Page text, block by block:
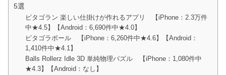
5選
ピタゴラン 楽しい仕掛けが作れるアプリ 【iPhone：2.3万件
中★4.5】【Android：6,690件中★4.0】
ピタゴラボール 【iPhone：6,260件中★4.6】【Android：
1,410件中★4.1】
Balls Rollerz Idle 3D 単純物理パズル 【iPhone：1,080件中
★4.3】【Android：なし】